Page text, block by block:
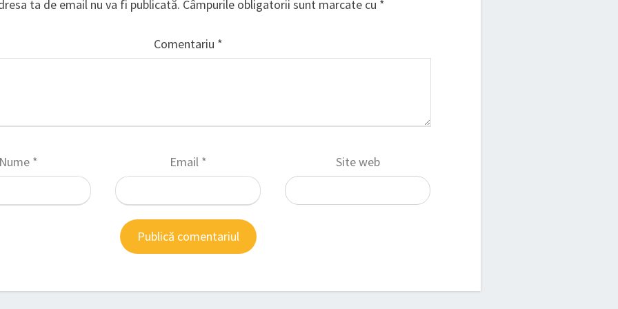
ta de email nu va fi publicată. Câmpurile obligatorii sunt marcate cu *
Comentariu *
* Email * Site web